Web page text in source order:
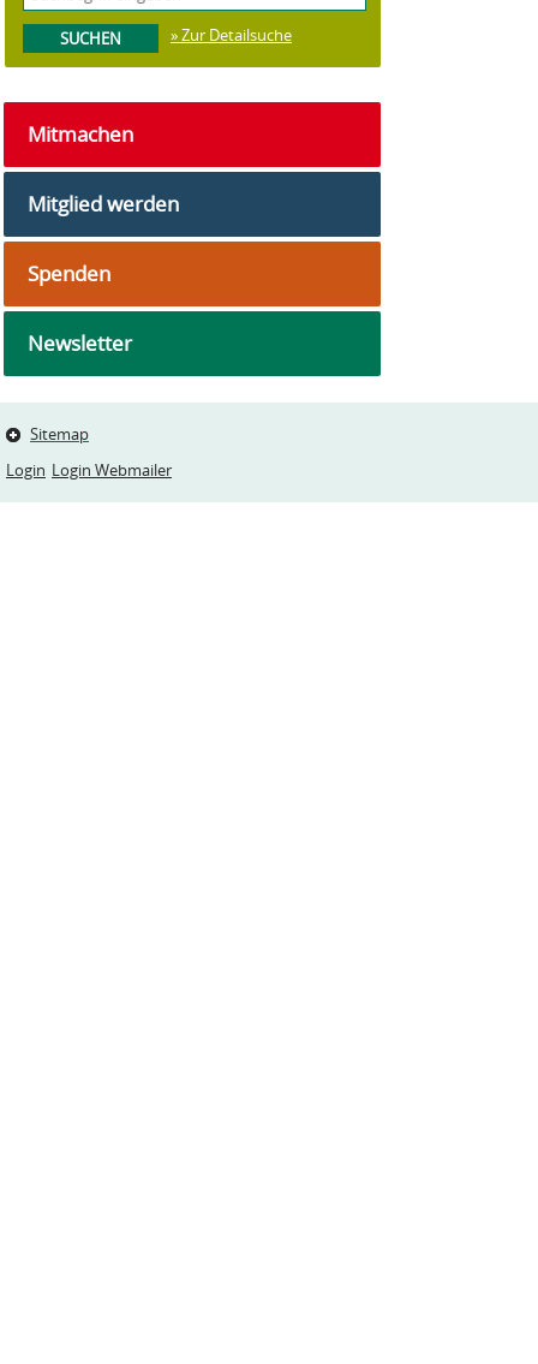
» Zur Detailsuche
Mitmachen
Mitglied werden
Spenden
Newsletter
Sitemap
Login Login Webmailer